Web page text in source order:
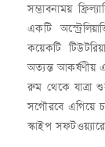
সম্ভাবনাময়
একটি
কয়েকটি
অত্যন্ত আকর্ষণীয়
রুম থেকে যাত্রা
সগৌরবে এগিয়ে
স্কাইপ